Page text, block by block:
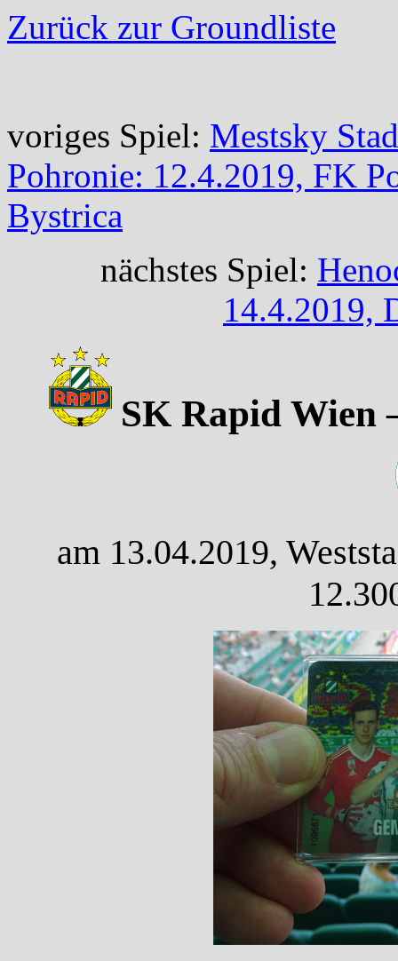
Zurück zur Groundliste
voriges Spiel: Mestsky
Pohronie: 12.4.2019, FK
Bystrica
nächstes Spiel:
14.4.2019,
SK Rapid Wien
am 13.04.2019,